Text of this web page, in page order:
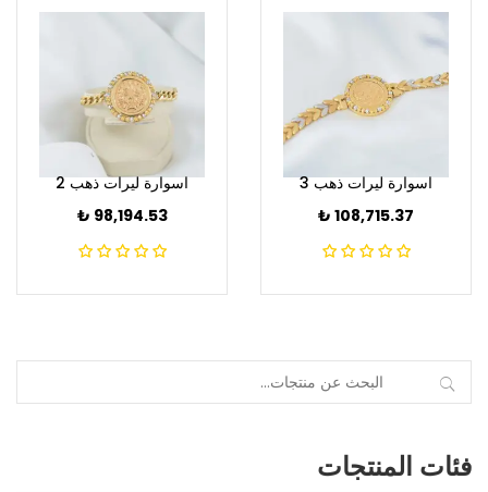
اسوارة ليرات ذهب 2
₺ 98,194.53
اسوارة ليرات ذهب 3
₺ 108,715.37
فئات المنتجات